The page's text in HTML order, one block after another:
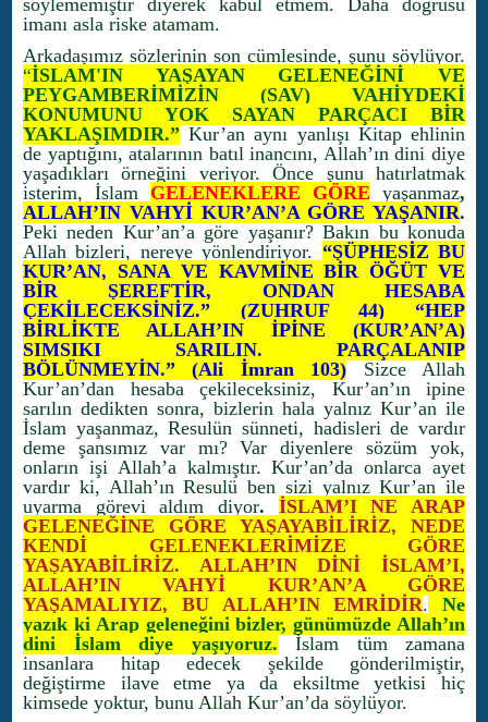
söylememiştir diyerek kabul etmem. Daha doğrusu
imanı asla riske atamam.
Arkadaşımız sözlerinin son cümlesinde, şunu söylüyor.
“İSLAM'IN YAŞAYAN GELENEĞİNİ VE
PEYGAMBERİMİZİN (SAV) VAHİYDEKİ
KONUMUNU YOK SAYAN PARÇACI BİR
YAKLAŞIMDIR.” Kur’an aynı yanlışı Kitap ehlinin
de yaptığını, atalarının batıl inancını, Allah’ın dini diye
yaşadıkları örneğini veriyor. Önce şunu hatırlatmak
isterim, İslam GELENEKLERE GÖRE yaşanmaz,
ALLAH’IN VAHYİ KUR’AN’A GÖRE YAŞANIR.
Peki neden Kur’an’a göre yaşanır? Bakın bu konuda
Allah bizleri, nereye yönlendiriyor. “ŞÜPHESİZ BU
KUR’AN, SANA VE KAVMİNE BİR ÖĞÜT VE
BİR ŞEREFTİR, ONDAN HESABA
ÇEKİLECEKSİNİZ.” (ZUHRUF 44) “HEP
BİRLİKTE ALLAH’IN İPİNE (KUR’AN’A)
SIMSIKI SARILIN. PARÇALANIP
BÖLÜNMEYİN.” (Ali İmran 103)
Sizce Allah
Kur’an’dan hesaba çekileceksiniz, Kur’an’ın ipine
sarılın dedikten sonra, bizlerin hala yalnız Kur’an ile
İslam yaşanmaz, Resulün sünneti, hadisleri de vardır
deme şansımız var mı? Var diyenlere sözüm yok,
onların işi Allah’a kalmıştır. Kur’an’da onlarca ayet
vardır ki, Allah’ın Resulü ben sizi yalnız Kur’an ile
uyarma görevi aldım diyor. İSLAM’I NE ARAP
GELENEĞİNE GÖRE YAŞAYABİLİRİZ, NEDE
KENDİ GELENEKLERİMİZE GÖRE
YAŞAYABİLİRİZ. ALLAH’IN DİNİ İSLAM’I,
ALLAH’IN VAHYİ KUR’AN’A GÖRE
YAŞAMALIYIZ, BU ALLAH’IN EMRİDİR. Ne
yazık ki Arap geleneğini bizler, günümüzde Allah’ın
dini İslam diye yaşıyoruz. İslam tüm zamana
insanlara hitap edecek şekilde gönderilmiştir,
değiştirme ilave etme ya da eksiltme yetkisi hiç
kimsede yoktur, bunu Allah Kur’an’da söylüyor.